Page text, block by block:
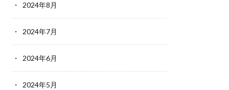
2024年8月
2024年7月
2024年6月
2024年5月